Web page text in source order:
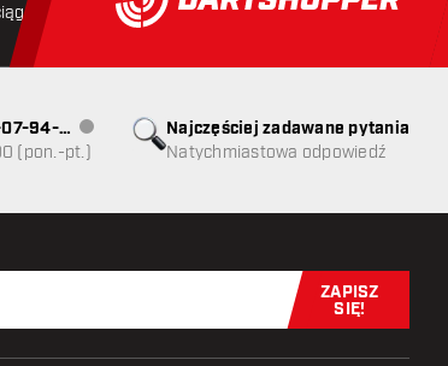
24 godzin Darmowa wysyłka od 250 złoty
Najczęściej zadawane pytania
Natychmiastowa odpowiedź
07-94-
Obsługa klienta niedostępna
(pon.-pt.)
Zapisz się
ZAPISZ
SIĘ!